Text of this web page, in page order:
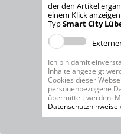
der den Artikel
einem Klick
TypSmart City
Ich bin damit
Inhalte angezeigt
Cookies dieser
personenbezogene
übermittelt werden.
Datenschutzhinweise